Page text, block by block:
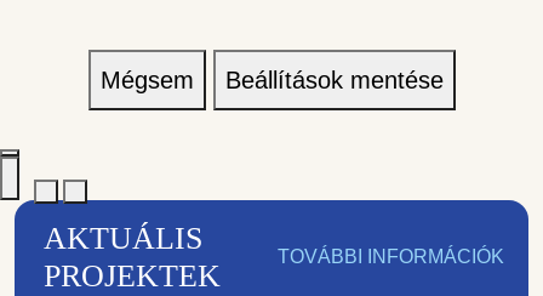
Mégsem Beállítások mentése
AKTUÁLIS
PROJEKTEK
TOVÁBBI INFORMÁCIÓK